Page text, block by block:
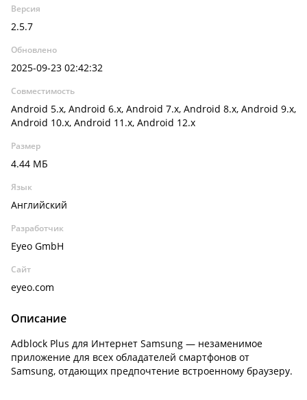
Версия
2.5.7
Обновлено
2025-09-23 02:42:32
Совместимость
Android 5.x, Android 6.x, Android 7.x, Android 8.x, Android 9.x,
Android 10.x, Android 11.x, Android 12.x
Размер
4.44 МБ
Язык
Английский
Разработчик
Eyeo GmbH
Сайт
eyeo.com
Описание
Adblock Plus для Интернет Samsung — незаменимое
приложение для всех обладателей смартфонов от
Samsung, отдающих предпочтение встроенному браузеру.